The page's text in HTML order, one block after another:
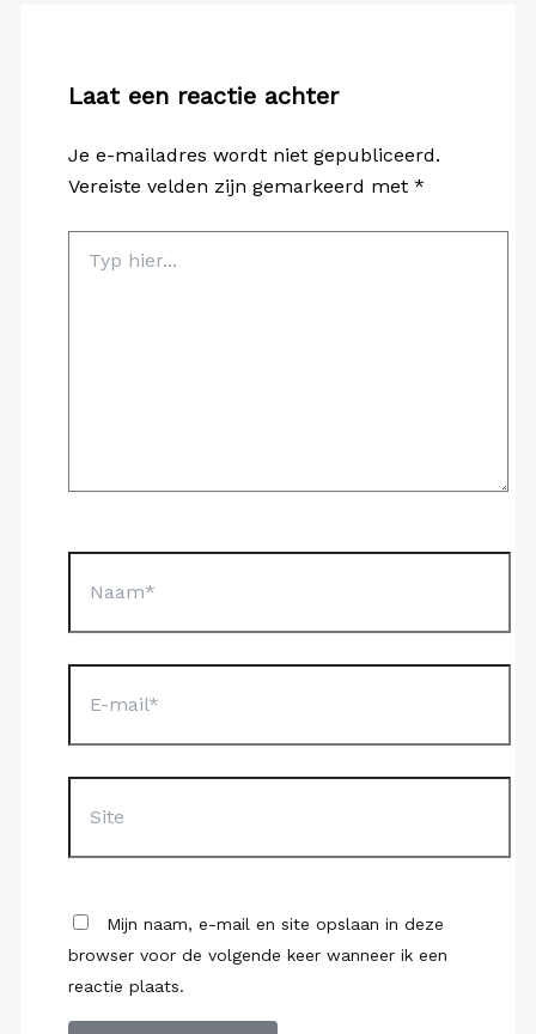
Laat een reactie achter
Je e-mailadres wordt niet gepubliceerd.
Vereiste velden zijn gemarkeerd met *
hier...
mail*
Mijn naam, e-mail en site opslaan in deze
browser voor de volgende keer wanneer ik een
reactie plaats.